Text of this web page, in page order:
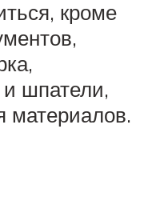
кроме
и шпатели,
материалов.